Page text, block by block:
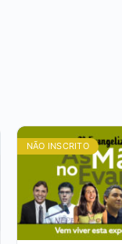
NÃO INSCRITO